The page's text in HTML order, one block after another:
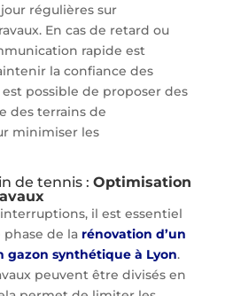
régulières sur
En cas de retard ou
rapide est
la confiance des
possible de proposer des
des terrains de
minimiser les
de tennis : Optimisation
il est essentiel
phase de la rénovation d’un
gazon synthétique à Lyon.
peuvent être divisés en